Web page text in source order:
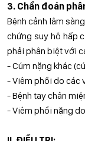
3. Chẩn đoán
Bệnh cảnh lâm
chứng suy hô hấp
phải phân biệt với
- Cúm nặng khác
- Viêm phổi do các
- Bệnh tay chân
- Viêm phổi nặng